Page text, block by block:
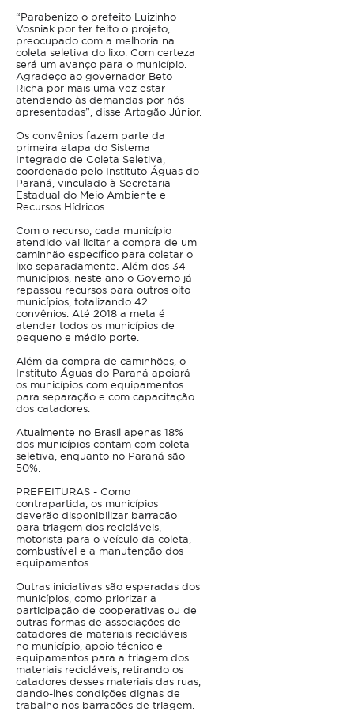
“Parabenizo o prefeito Luizinho
Vosniak por ter feito o projeto,
preocupado com a melhoria na
coleta seletiva do lixo. Com certeza
será um avanço para o município.
Agradeço ao governador Beto
Richa por mais uma vez estar
atendendo às demandas por nós
apresentadas”, disse Artagão Júnior.
Os convênios fazem parte da
primeira etapa do Sistema
Integrado de Coleta Seletiva,
coordenado pelo Instituto Águas do
Paraná, vinculado à Secretaria
Estadual do Meio Ambiente e
Recursos Hídricos.
Com o recurso, cada município
atendido vai licitar a compra de um
caminhão específico para coletar o
lixo separadamente. Além dos 34
municípios, neste ano o Governo já
repassou recursos para outros oito
municípios, totalizando 42
convênios. Até 2018 a meta é
atender todos os municípios de
pequeno e médio porte.
Além da compra de caminhões, o
Instituto Águas do Paraná apoiará
os municípios com equipamentos
para separação e com capacitação
dos catadores.
Atualmente no Brasil apenas 18%
dos municípios contam com coleta
seletiva, enquanto no Paraná são
50%.
PREFEITURAS - Como
contrapartida, os municípios
deverão disponibilizar barracão
para triagem dos recicláveis,
motorista para o veículo da coleta,
combustível e a manutenção dos
equipamentos.
Outras iniciativas são esperadas dos
municípios, como priorizar a
participação de cooperativas ou de
outras formas de associações de
catadores de materiais recicláveis
no município, apoio técnico e
equipamentos para a triagem dos
materiais recicláveis, retirando os
catadores desses materiais das ruas,
dando-lhes condições dignas de
trabalho nos barracões de triagem.